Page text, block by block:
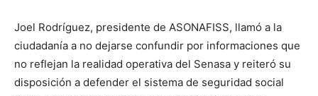
Joel Rodríguez, presidente de ASONAFISS, llamó a la
ciudadanía a no dejarse confundir por informaciones que
no reflejan la realidad operativa del Senasa y reiteró su
disposición a defender el sistema de seguridad social